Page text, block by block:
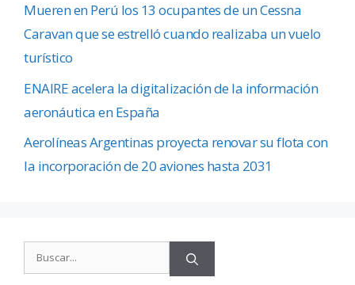
Mueren en Perú los 13 ocupantes de un Cessna
Caravan que se estrelló cuando realizaba un vuelo
turístico
ENAIRE acelera la digitalización de la información
aeronáutica en España
Aerolíneas Argentinas proyecta renovar su flota con
la incorporación de 20 aviones hasta 2031